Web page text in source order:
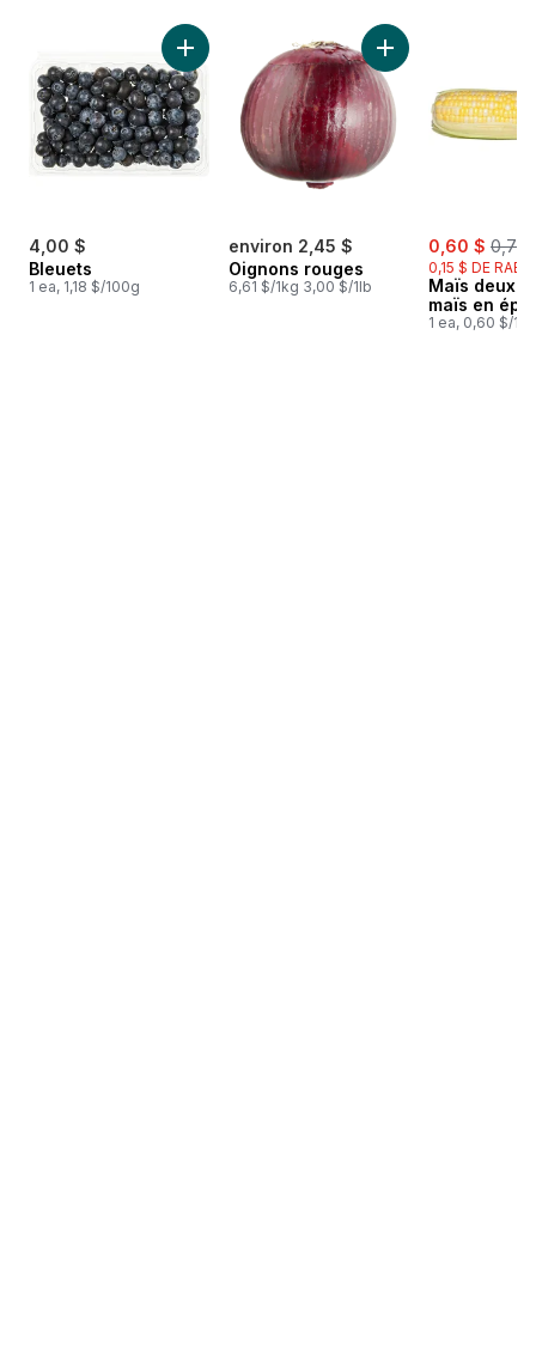
sauter Meilleures ventes
4,00 $
Bleuets
1 ea, 1,18 $/100g
Ajouter Bleuets au panier
environ 2,45 $
Oignons rouges
6,61 $/1kg 3,00 $/1lb
Ajouter Oignons
sale:
0,60 $ ,
0,75
0,15 $ DE
Maïs deux
maïs en épis
1 ea, 0,60 $/1ch